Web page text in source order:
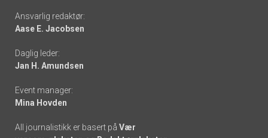
Footer
-
links
Ansvarlig redaktør:
Aase E. Jacobsen
Daglig leder:
Jan H. Amundsen
Event manager:
Mina Hovden
All journalistikk er basert på Vær